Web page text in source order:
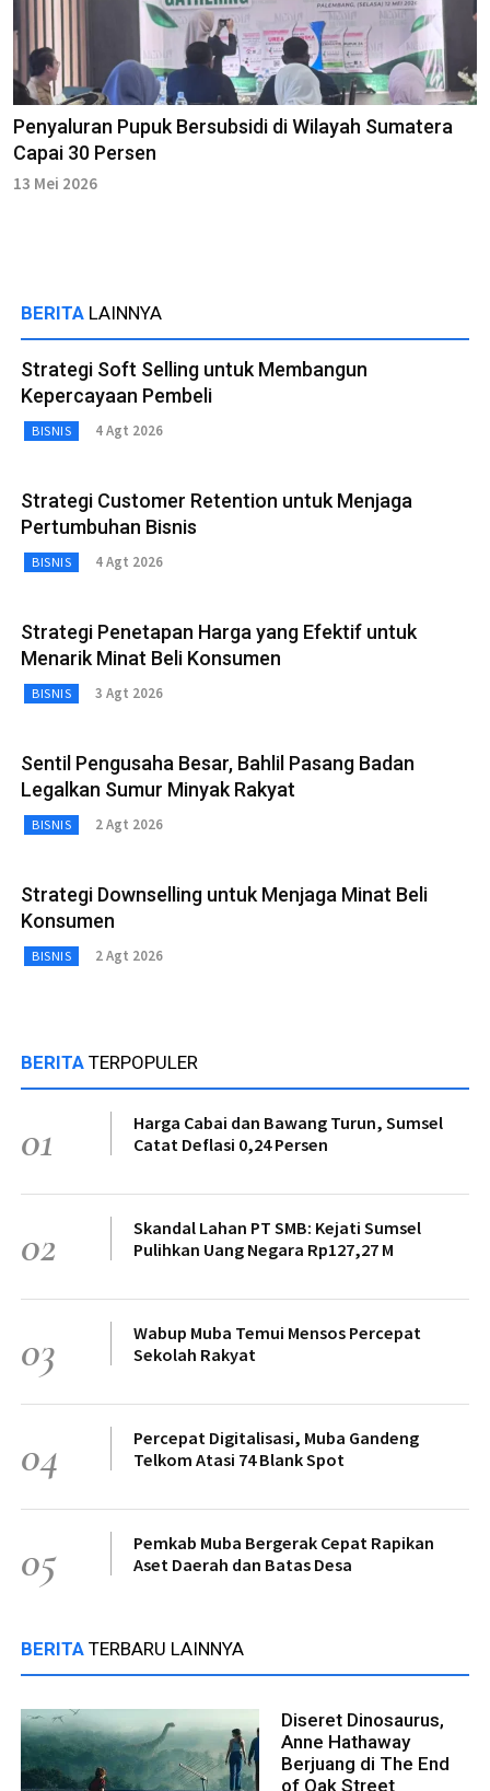
Penyaluran Pupuk Bersubsidi di Wilayah Sumatera
Capai 30 Persen
13 Mei 2026
BERITA LAINNYA
Strategi Soft Selling untuk Membangun
Kepercayaan Pembeli
BISNIS 4 Agt 2026
Strategi Customer Retention untuk Menjaga
Pertumbuhan Bisnis
BISNIS 4 Agt 2026
Strategi Penetapan Harga yang Efektif untuk
Menarik Minat Beli Konsumen
BISNIS 3 Agt 2026
Sentil Pengusaha Besar, Bahlil Pasang Badan
Legalkan Sumur Minyak Rakyat
BISNIS 2 Agt 2026
Strategi Downselling untuk Menjaga Minat Beli
Konsumen
BISNIS 2 Agt 2026
BERITA TERPOPULER
01
Harga Cabai dan Bawang Turun, Sumsel
Catat Deflasi 0,24 Persen
02
Skandal Lahan PT SMB: Kejati Sumsel
Pulihkan Uang Negara Rp127,27 M
03
Wabup Muba Temui Mensos Percepat
Sekolah Rakyat
04
Percepat Digitalisasi, Muba Gandeng
Telkom Atasi 74 Blank Spot
05
Pemkab Muba Bergerak Cepat Rapikan
Aset Daerah dan Batas Desa
BERITA TERBARU LAINNYA
Diseret Dinosaurus,
Anne Hathaway
Berjuang di The End
of Oak Street